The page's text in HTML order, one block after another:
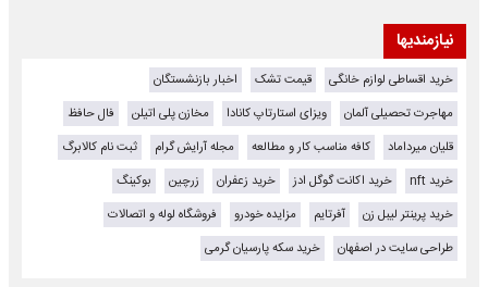
نیازمندیها
خرید اقساطی لوازم خانگی قیمت تشک
اخبار بازنشستگان
مهاجرت تحصیلی آلمان
ویزای استارتاپ کانادا مخازن پلی اتیلن
فال حافظ
قلیان میرداماد
کافه مناسب کار و مطالعه مجله آرایش گرام
ثبت نام کالابرگ
خرید nft
خرید اکانت گوگل ادز خرید زعفران زرچین
بوکینگ
خرید پرینتر لیبل زن
آفرتایم مزایده خودرو
فروشگاه لوله و اتصالات
طراحی سایت در اصفهان
خرید سکه پارسیان گرمی